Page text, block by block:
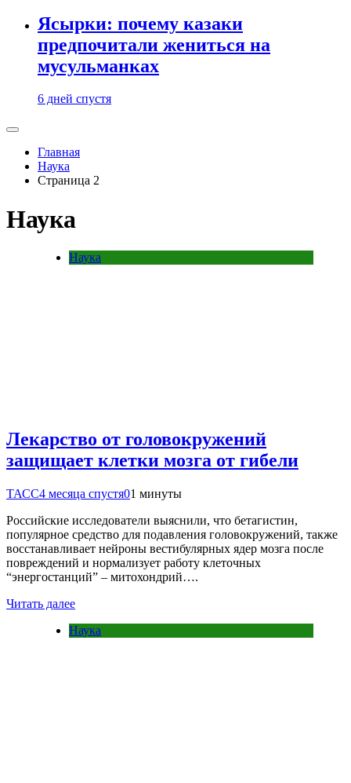
Ясырки: почему казаки
предпочитали жениться на
мусульманках
6 дней спустя
Главная
Наука
Страница 2
Наука
Наука
Лекарство от головокружений
защищает клетки мозга от гибели
ТАСС4 месяца спустя01 минуты
Российские исследователи выяснили, что бетагистин,
популярное средство для подавления головокружений, также
восстанавливает нейроны вестибулярных ядер мозга после
повреждений и нормализует работу клеточных
“энергостанций” – митохондрий….
Читать далее
Наука